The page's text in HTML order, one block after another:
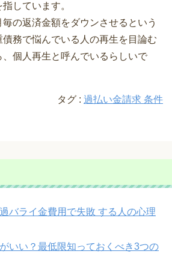
しています。
の返済金額をダウンさせるという
務で悩んでいる人の再生を目論む
、個人再生と呼んでいるらしいで
タグ : 過払い金請求 条件
バライ金費用で失敗 する人の心理
いい？最低限知っておくべき3つの